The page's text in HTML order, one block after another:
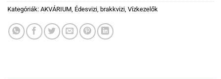
Kategóriák: AKVÁRIUM, Édesvizi, brakkvizi, Vízkezelők